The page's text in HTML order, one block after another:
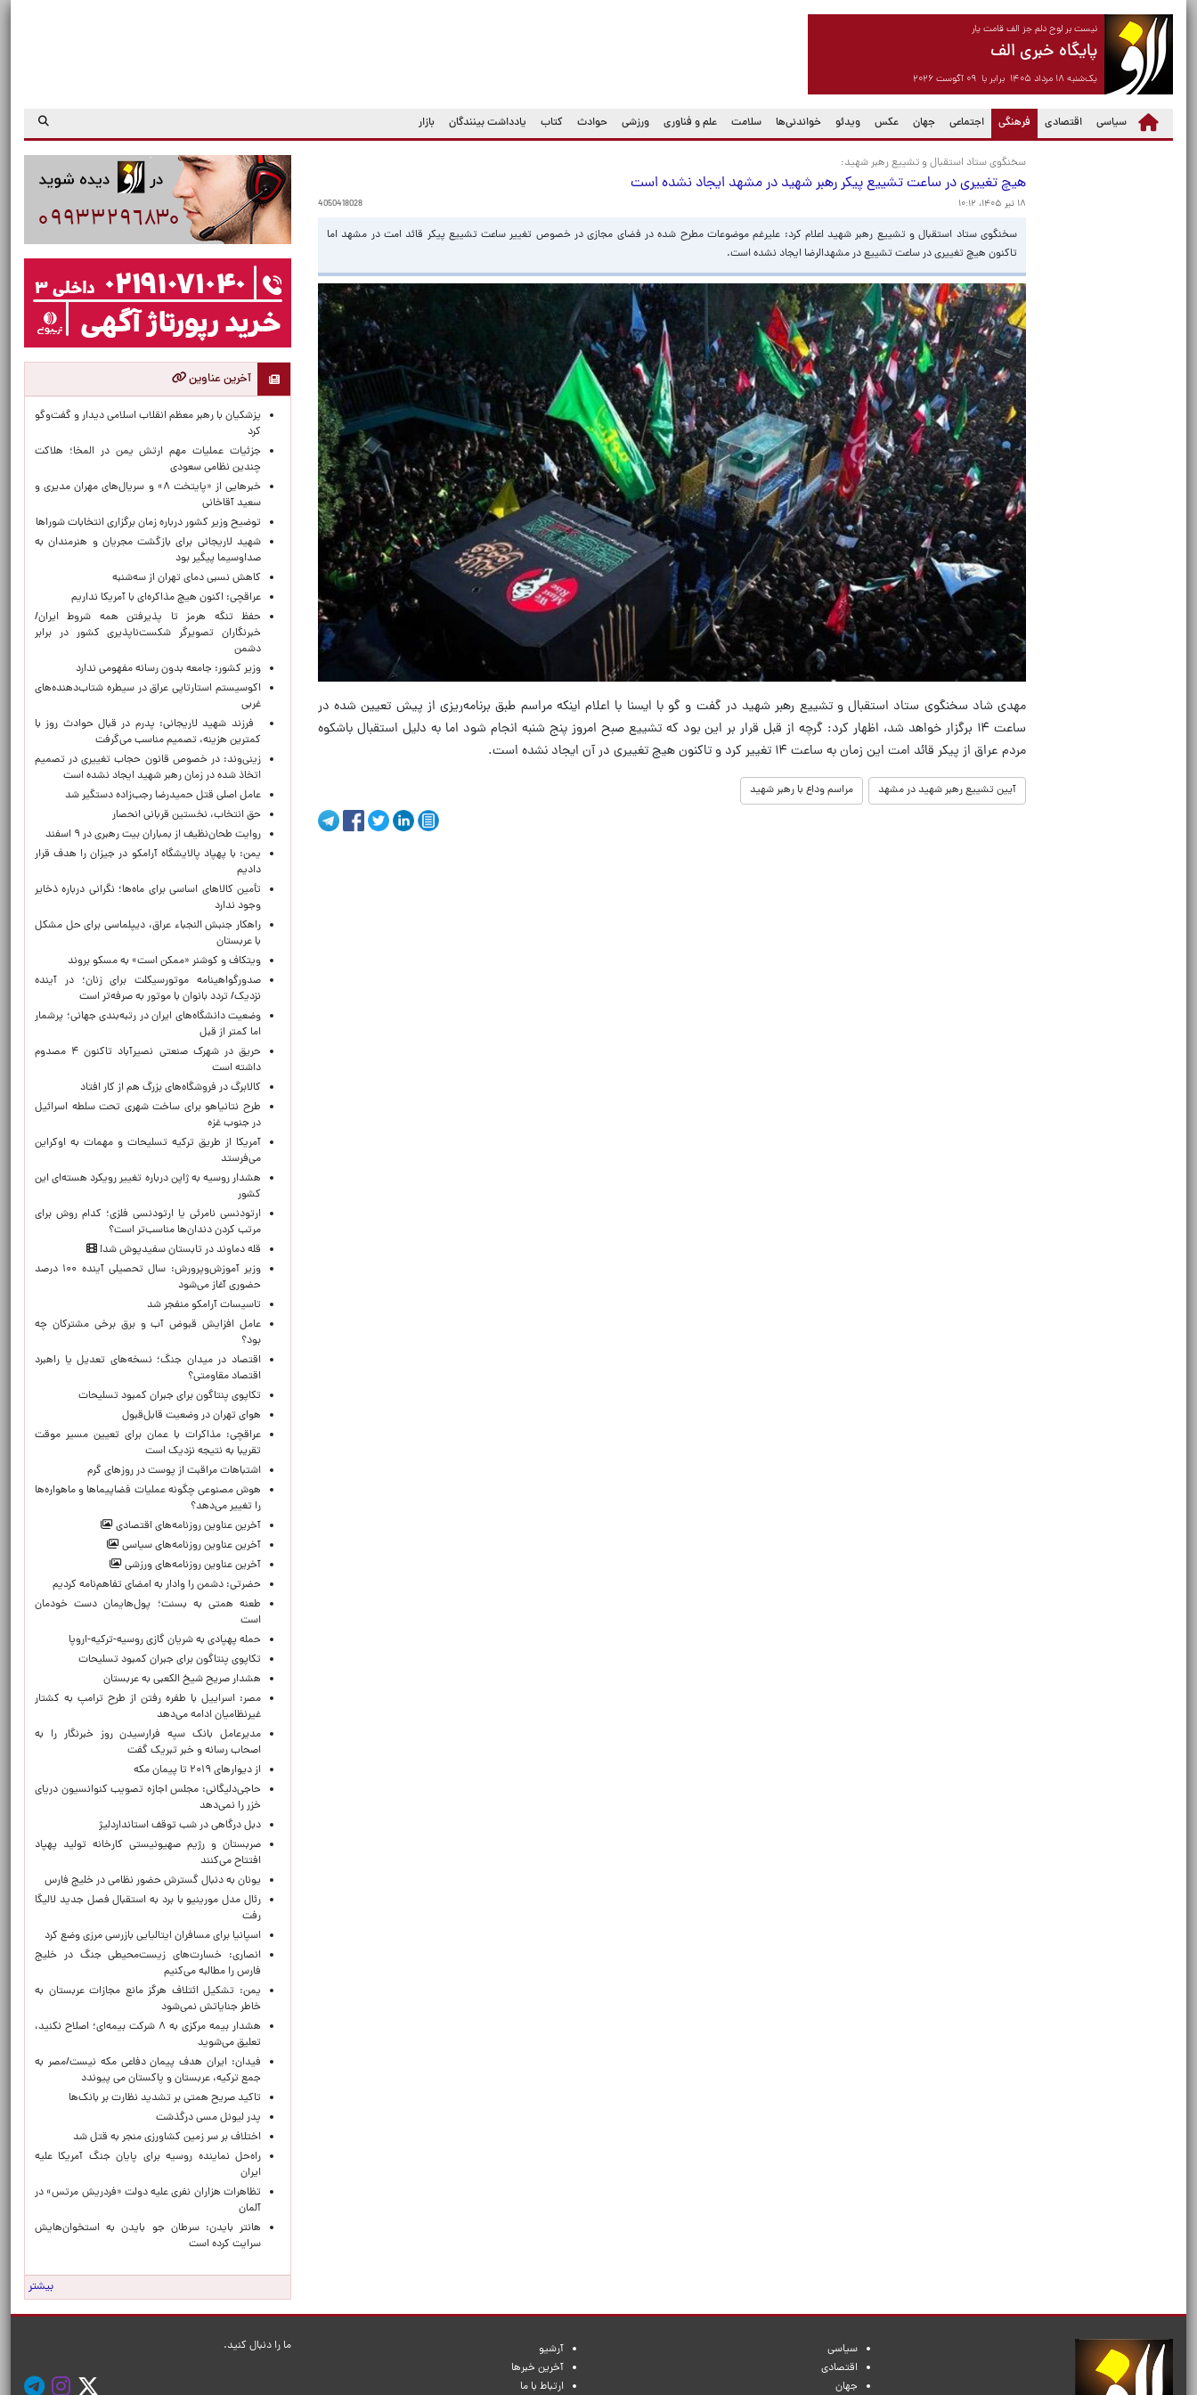
نیست بر لوح دلم جز الف قامت یار
پایگاه خبری الف
یک‌شنبه ۱۸ مرداد ۱۴۰۵ برابر با ۰۹ آگوست ۲۰۲۶
سیاسی اقتصادی فرهنگی
(current) اجتماعی جهان عکس ویدئو خواندنی‌ها سلامت علم و فناوری ورزشی حوادث کتاب یادداشت بینندگان بازار
سخنگوی ستاد استقبال و تشییع رهبر شهید:
هیچ تغییری در ساعت تشییع پیکر رهبر شهید در مشهد ایجاد نشده است
۱۸ تیر ۱۴۰۵، ۱۰:۱۲ 4050418028
سخنگوی ستاد استقبال و تشییع رهبر شهید اعلام کرد: علیرغم موضوعات مطرح شده در فضای مجازی در خصوص تغییر ساعت تشییع پیکر قائد امت در مشهد اما
تاکنون هیچ تغییری در ساعت تشییع در مشهدالرضا ایجاد نشده است.
مهدی شاد سخنگوی ستاد استقبال و تشییع رهبر شهید در گفت و گو با ایسنا با اعلام اینکه مراسم طبق برنامه‌ریزی از پیش تعیین شده در
ساعت ۱۴ برگزار خواهد شد، اظهار کرد: گرچه از قبل قرار بر این بود که تشییع صبح امروز پنج شنبه انجام شود اما به دلیل استقبال باشکوه
مردم عراق از پیکر قائد امت این زمان به ساعت ۱۴ تغییر کرد و تاکنون هیچ تغییری در آن ایجاد نشده است.
آیین تشییع رهبر شهید در مشهد مراسم وداع با رهبر شهید
آخرین عناوین
پزشکیان با رهبر معظم انقلاب اسلامی دیدار و گفت‌وگو
کرد
جزئیات عملیات مهم ارتش یمن در المخا؛ هلاکت
چندین نظامی سعودی
خبرهایی از «پایتخت ۸» و سریال‌های مهران مدیری و
سعید آقاخانی
توضیح وزیر کشور درباره زمان برگزاری انتخابات شوراها
شهید لاریجانی برای بازگشت مجریان و هنرمندان به
صداوسیما پیگیر بود
کاهش نسبی دمای تهران از سه‌شنبه
عراقچی: اکنون هیچ مذاکره‌ای با آمریکا نداریم
حفظ تنگه هرمز تا پذیرفتن همه شروط ایران/
خبرنگاران تصویرگر شکست‌ناپذیری کشور در برابر
دشمن
وزیر کشور: جامعه بدون رسانه مفهومی ندارد
اکوسیستم استارتاپی عراق در سیطره شتاب‌دهنده‌‌های
غربی
فرزند شهید لاریجانی: پدرم در قبال حوادث روز با
کمترین هزینه، تصمیم مناسب می‌گرفت
زینی‌وند: در خصوص قانون حجاب تغییری در تصمیم
اتخاذ شده در زمان رهبر شهید ایجاد نشده است
عامل اصلی قتل حمیدرضا رجب‌زاده دستگیر شد
حق انتخاب، نخستین قربانی انحصار
روایت طحان‌نظیف از بمباران بیت رهبری در ۹ اسفند
یمن: با پهپاد پالایشگاه آرامکو در جیزان را هدف قرار
دادیم
تأمین کالاهای اساسی برای ماه‌ها؛ نگرانی درباره ذخایر
وجود ندارد
راهکار جنبش النجباء عراق، دیپلماسی برای حل مشکل
با عربستان
ویتکاف و کوشنر «ممکن است» به مسکو بروند
صدورگواهینامه موتورسیکلت برای زنان؛ در آینده
نزدیک/ تردد بانوان با موتور به‌ صرفه‌تر است
وضعیت دانشگاه‌های ایران در رتبه‌بندی جهانی؛ پرشمار
اما کمتر از قبل
حریق در شهرک صنعتی نصیرآباد تاکنون ۴ مصدوم
داشته است
کالابرگ در فروشگاه‌های بزرگ هم از کار افتاد
طرح نتانیاهو برای ساخت شهری تحت سلطه اسرائیل
در جنوب غزه
آمریکا از طریق ترکیه تسلیحات و مهمات به اوکراین
می‌فرستد
هشدار روسیه به ژاپن درباره تغییر رویکرد هسته‌ای این
کشور
ارتودنسی نامرئی یا ارتودنسی فلزی؛ کدام روش برای
مرتب کردن دندان‌ها مناسب‌تر است؟
قله دماوند در تابستان سفیدپوش شد!
وزیر آموزش‌وپرورش: سال تحصیلی آینده ۱۰۰ درصد
حضوری آغاز می‌شود
تاسیسات آرامکو منفجر شد
عامل افزایش قبوض آب و برق برخی مشترکان چه
بود؟
اقتصاد در میدان جنگ؛ نسخه‌های تعدیل یا راهبرد
اقتصاد مقاومتی؟
تکاپوی پنتاگون برای جبران کمبود تسلیحات
هوای تهران در وضعیت قابل‌قبول
عراقچی: مذاکرات با عمان برای تعیین مسیر موقت
تقریبا به نتیجه نزدیک است
اشتباهات مراقبت از پوست در روزهای گرم
هوش مصنوعی چگونه عملیات فضاپیماها و ماهواره‌ها
را تغییر می‌دهد؟
آخرین عناوین روزنامه‌های اقتصادی
آخرین عناوین روزنامه‌های سیاسی
آخرین عناوین روزنامه‌های ورزشی
حضرتی: دشمن را وادار به امضای تفاهم‌نامه کردیم
طعنه همتی به بسنت؛ پول‌هایمان دست خودمان
است
حمله پهپادی به شریان گازی روسیه-ترکیه-اروپا
تکاپوی پنتاگون برای جبران کمبود تسلیحات
هشدار صریح شیخ الکعبی به عربستان
مصر: اسراییل با طفره رفتن از طرح ترامپ به کشتار
غیرنظامیان ادامه می‌دهد
مدیرعامل بانک سپه فرارسیدن روز خبرنگار را به
اصحاب رسانه و خبر تبریک گفت
از دیوارهای ۲۰۱۹ تا پیمان مکه
حاجی‌دلیگانی: مجلس اجازه تصویب کنوانسیون دریای
خزر را نمی‌دهد
دبل درگاهی در شب توقف استانداردلیژ
صربستان و رژیم صهیونیستی کارخانه تولید پهپاد
افتتاح می‌کنند
یونان به دنبال گسترش حضور نظامی در خلیج فارس
رئال مدل مورینیو با برد به استقبال فصل جدید لالیگا
رفت
اسپانیا برای مسافران ایتالیایی بازرسی مرزی وضع کرد
انصاری: خسارت‌های زیست‌محیطی جنگ در خلیج
فارس را مطالبه‌ می‌کنیم
یمن: تشکیل ائتلاف هرگز مانع مجازات عربستان به
خاطر جنایاتش نمی‌شود
هشدار بیمه مرکزی به ۸ شرکت بیمه‌ای؛ اصلاح نکنید،
تعلیق می‌شوید
فیدان: ایران هدف پیمان دفاعی مکه نیست/مصر به
جمع ترکیه، عربستان و پاکستان می پیوندد
تاکید صریح همتی بر تشدید نظارت بر بانک‌ها
پدر لیونل مسی درگذشت
اختلاف بر سر زمین کشاورزی منجر به قتل شد
راه‌حل نماینده روسیه برای پایان جنگ آمریکا علیه
ایران
تظاهرات هزاران نفری علیه دولت «فردریش مرتس» در
آلمان
هانتر بایدن: سرطان جو بایدن به استخوان‌هایش
سرایت کرده است
بیشتر
سیاسی
اقتصادی
جهان
آرشیو
آخرین خبرها
ارتباط با ما
ما را دنبال کنید.